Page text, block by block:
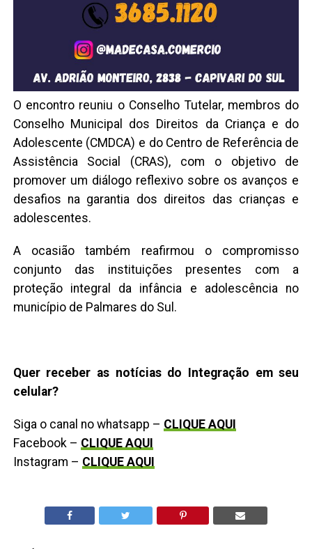
O encontro reuniu o Conselho Tutelar, membros do
Conselho Municipal dos Direitos da Criança e do
Adolescente (CMDCA) e do Centro de Referência de
Assistência Social (CRAS), com o objetivo de
promover um diálogo reflexivo sobre os avanços e
desafios na garantia dos direitos das crianças e
adolescentes.
A ocasião também reafirmou o compromisso
conjunto das instituições presentes com a
proteção integral da infância e adolescência no
município de Palmares do Sul.
Quer receber as notícias do Integração em seu
celular?
Siga o canal no whatsapp – CLIQUE AQUI
Facebook – CLIQUE AQUI
Instagram – CLIQUE AQUI